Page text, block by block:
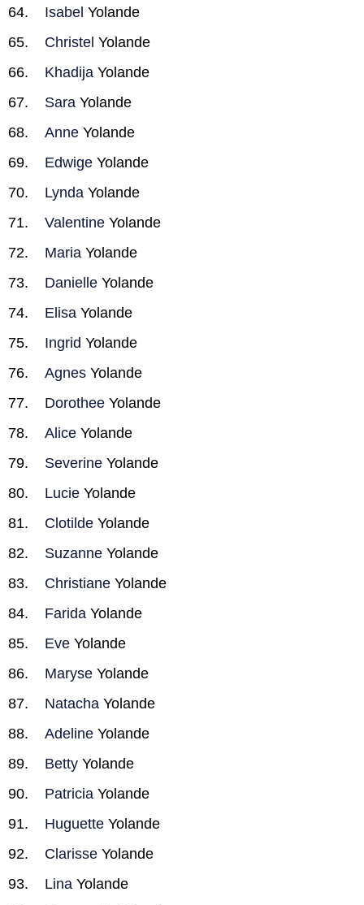
Isabel Yolande
Christel Yolande
Khadija Yolande
Sara Yolande
Anne Yolande
Edwige Yolande
Lynda Yolande
Valentine Yolande
Maria Yolande
Danielle Yolande
Elisa Yolande
Ingrid Yolande
Agnes Yolande
Dorothee Yolande
Alice Yolande
Severine Yolande
Lucie Yolande
Clotilde Yolande
Suzanne Yolande
Christiane Yolande
Farida Yolande
Eve Yolande
Maryse Yolande
Natacha Yolande
Adeline Yolande
Betty Yolande
Patricia Yolande
Huguette Yolande
Clarisse Yolande
Lina Yolande